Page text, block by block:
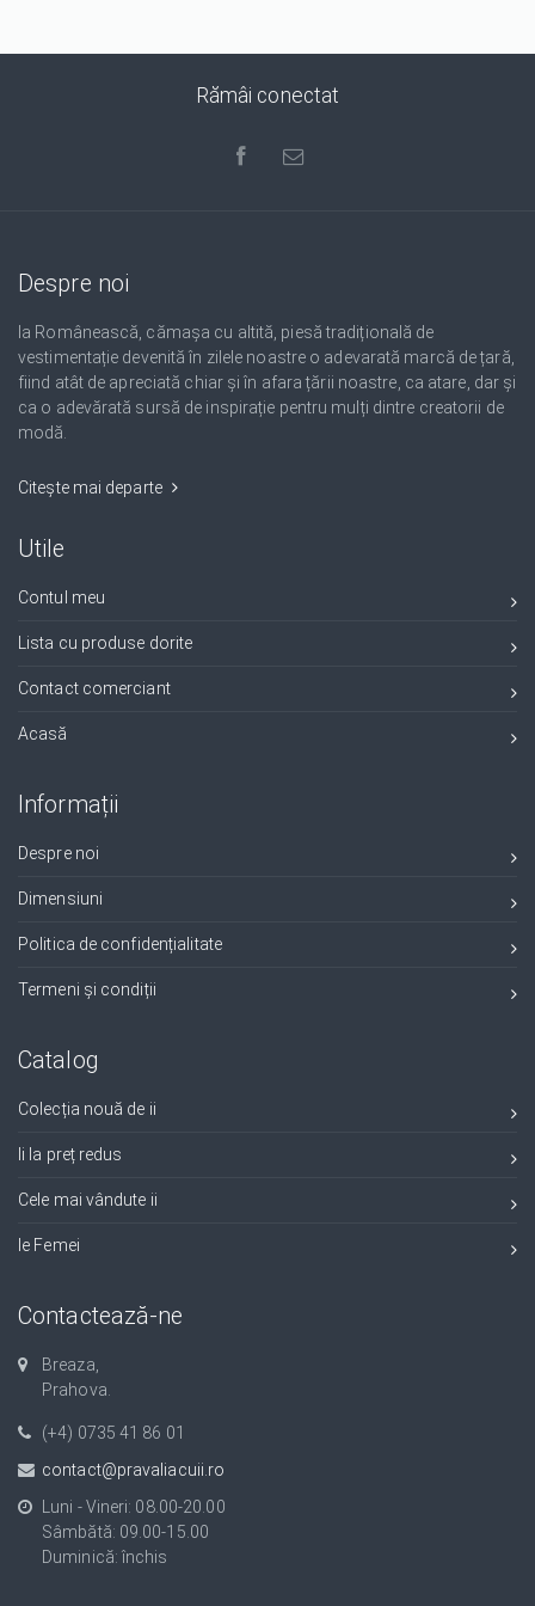
Rămâi conectat
Despre noi
Ia Românească, cămașa cu altită, piesă tradițională de
vestimentație devenită în zilele noastre o adevarată marcă de țară,
fiind atât de apreciată chiar și în afara țării noastre, ca atare, dar și
ca o adevărată sursă de inspirație pentru mulți dintre creatorii de
modă.
Citește mai departe
Utile
Contul meu
Lista cu produse dorite
Contact comerciant
Acasă
Informații
Despre noi
Dimensiuni
Politica de confidențialitate
Termeni și condiții
Catalog
Colecția nouă de ii
Ii la preț redus
Cele mai vândute ii
Ie Femei
Contactează-ne
Breaza,
Prahova.
(+4) 0735 41 86 01
contact@pravaliacuii.ro
Luni - Vineri: 08.00-20.00
Sâmbătă: 09.00-15.00
Duminică: închis